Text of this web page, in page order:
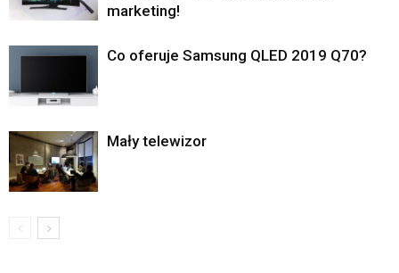
marketing!
Co oferuje Samsung QLED 2019 Q70?
Mały telewizor